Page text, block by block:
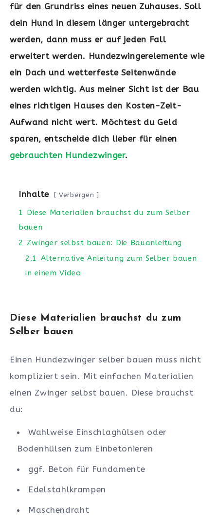
für den Grundriss eines neuen Zuhauses. Soll
dein Hund in diesem länger untergebracht
werden, dann muss er auf jeden Fall
erweitert werden. Hundezwingerelemente wie
ein Dach und wetterfeste Seitenwände
werden wichtig. Aus meiner Sicht ist der Bau
eines richtigen Hauses den Kosten-Zeit-
Aufwand nicht wert. Möchtest du Geld
sparen, entscheide dich lieber für einen
gebrauchten Hundezwinger.
Inhalte Verbergen
1
Diese Materialien brauchst du zum Selber
bauen
2 Zwinger selbst bauen: Die Bauanleitung
2.1
Alternative Anleitung zum Selber bauen
in einem Video
Diese Materialien brauchst du zum
Selber bauen
Einen Hundezwinger selber bauen muss nicht
kompliziert sein. Mit einfachen Materialien
einen Zwinger selbst bauen. Diese brauchst
du:
Wahlweise Einschlaghülsen oder
Bodenhülsen zum Einbetonieren
ggf. Beton für Fundamente
Edelstahlkrampen
Maschendraht